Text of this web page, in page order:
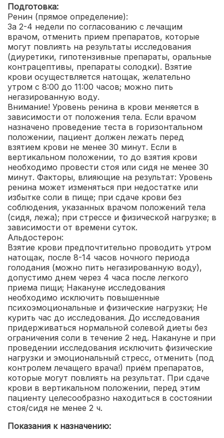
Подготовка:
Ренин (прямое определение):
За 2-4 недели по согласованию с лечащим
врачом, отменить прием препаратов, которые
могут повлиять на результаты исследования
(диуретики, гипотензивные препараты, оральные
контрацептивы, препараты солодки). Взятие
крови осуществляется натощак, желательно
утром с 8:00 до 11:00 часов; можно пить
негазированную воду.
Внимание! Уровень ренина в крови меняется в
зависимости от положения тела. Если врачом
назначено проведение теста в горизонтальном
положении, пациент должен лежать перед
взятием крови не менее 30 минут. Если в
вертикальном положении, то до взятия крови
необходимо провести стоя или сидя не менее 30
минут. Факторы, влияющие на результат: Уровень
ренина может изменяться при недостатке или
избытке соли в пище; при сдаче крови без
соблюдения, указанных врачом положений тела
(сидя, лежа); при стрессе и физической нагрузке; в
зависимости от времени суток.
Альдостерон:
Взятие крови предпочтительно проводить утром
натощак, после 8-14 часов ночного периода
голодания (можно пить негазированную воду),
допустимо днем через 4 часа после легкого
приема пищи; Накануне исследования
необходимо исключить повышенные
психоэмоциональные и физические нагрузки; Не
курить час до исследования. До исследования
придерживаться нормальной солевой диеты без
ограничения соли в течение 2 нед. Накануне и при
проведении исследования исключить физические
нагрузки и эмоциональный стресс, отменить (под
контролем лечащего врача!) приём препаратов,
которые могут повлиять на результат. При сдаче
крови в вертикальном положении, перед этим
пациенту целесообразно находиться в состоянии
стоя/сидя не менее 2 ч.
Показания к назначению: